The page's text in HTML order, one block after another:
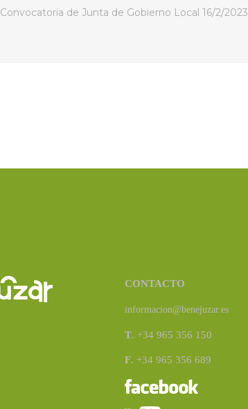
Convocatoria de Junta de Gobierno Local 16/2/2023
CONTACTO
informacion@benejuzar.es
T. +34 965 356 150
F. +34 965 356 689